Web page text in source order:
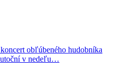
obľúbeného hudobníka
v nedeľu…